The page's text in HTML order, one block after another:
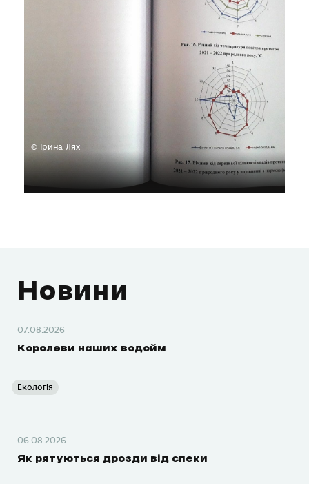
© Ірина Лях
Новини
07.08.2026
Королеви наших водойм
Екологія
06.08.2026
Як рятуються дрозди від спеки